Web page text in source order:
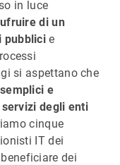
in luce
di un
pubblici e
si aspettano che
e
degli enti
cinque
IT dei
dei